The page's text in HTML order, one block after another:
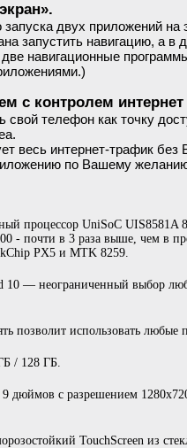
двух приложений
запустить навигацию, а
навигационные
с контролем
свой телефон как точку
весь интернет-трафик
по Вашему
процессор UniSoC UIS8581A
- почти в 3 раза выше, чем в
PX5 и MTK 8259.
10 — неограниченный выбор
позволит использовать
/ 128 ГБ.
дюймов с разрешением
TouchScreen из